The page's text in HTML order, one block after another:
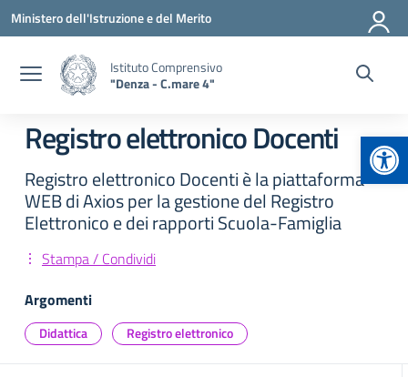
Vai ai contenuti
Vai al menu di navigazione
Vai al footer
Ministero dell'Istruzione e del Merito
Istituto Comprensivo
"Denza - C.mare 4"
Registro elettronico Docenti
Registro elettronico Docenti è la piattaforma
WEB di Axios per la gestione del Registro
Elettronico e dei rapporti Scuola-Famiglia
Stampa / Condividi
Argomenti
Didattica Registro elettronico